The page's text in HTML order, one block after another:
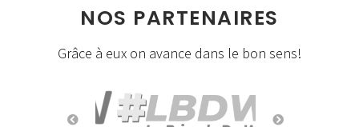
NOS PARTENAIRES
Grâce à eux on avance dans le bon sens!